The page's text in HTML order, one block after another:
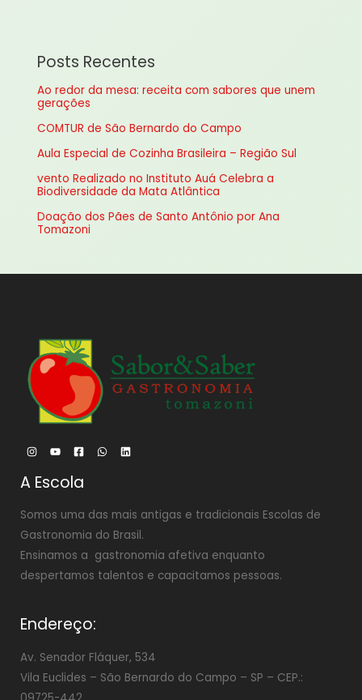
i
s
p
o
:
Posts Recentes
Ao redor da mesa: receita com sabores que unem
gerações
COMTUR de São Bernardo do Campo
Aula Especial de Cozinha Brasileira – Região Sul
vento Realizado no Instituto Auá Celebra a
Biodiversidade da Mata Atlântica
Doação dos Pães de Santo Antônio por Ana
Tomazoni
A Escola
Somos uma das mais antigas e tradicionais Escolas de
Gastronomia do Brasil.
Ensinamos a gastronomia afetiva enquanto
despertamos talentos e capacitamos pessoas.
Endereço:
Av. Senador Fláquer, 534
Vila Euclides – São Bernardo do Campo – SP – CEP.: